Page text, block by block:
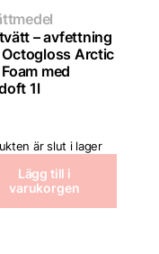
– avfettning
Arctic
med
1l
är slut i lager
Lägg till i
varukorgen